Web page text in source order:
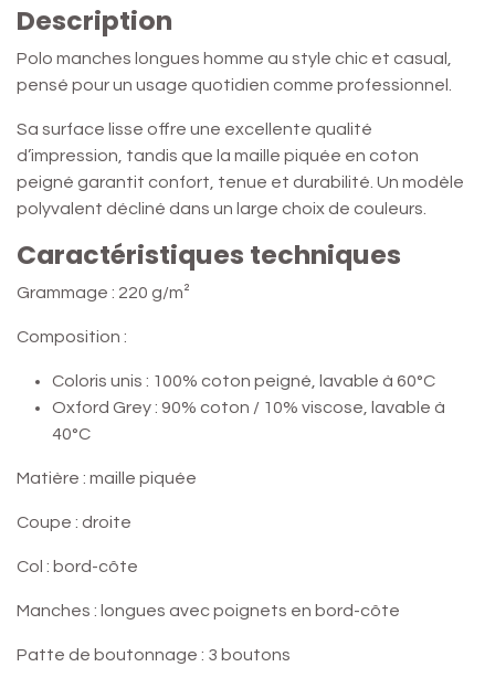
Description
Polo manches longues homme au style chic et casual,
pensé pour un usage quotidien comme professionnel.
Sa surface lisse offre une excellente qualité
d’impression, tandis que la maille piquée en coton
peigné garantit confort, tenue et durabilité. Un modèle
polyvalent décliné dans un large choix de couleurs.
Caractéristiques techniques
Grammage : 220 g/m²
Composition :
Coloris unis : 100% coton peigné, lavable à 60°C
Oxford Grey : 90% coton / 10% viscose, lavable à
40°C
Matière : maille piquée
Coupe : droite
Col : bord-côte
Manches : longues avec poignets en bord-côte
Patte de boutonnage : 3 boutons